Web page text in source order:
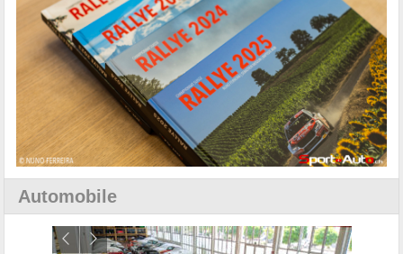
Automobile